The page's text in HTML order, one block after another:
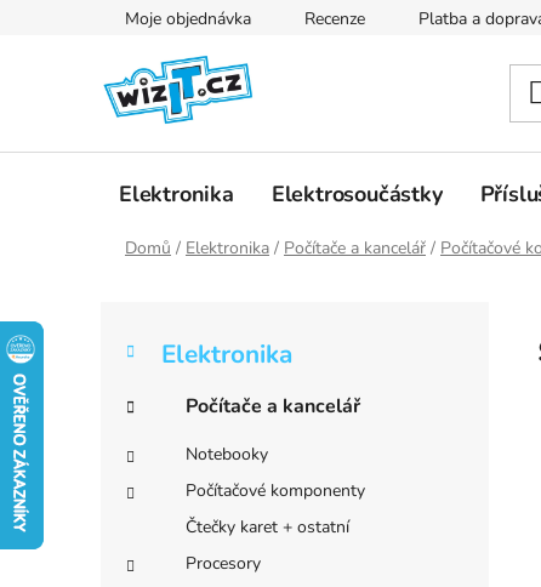
Moje objednávka Recenze Platba a
Elektronika Elektrosoučástky
Domů / Elektronika / Počítače a kancelář / Počítačové
Přeskočit
kategorie
K
a
e
g
o
r
Elektronika
Počítače a kancelář
Notebooky
Počítačové komponenty
Čtečky karet + ostatní
Procesory